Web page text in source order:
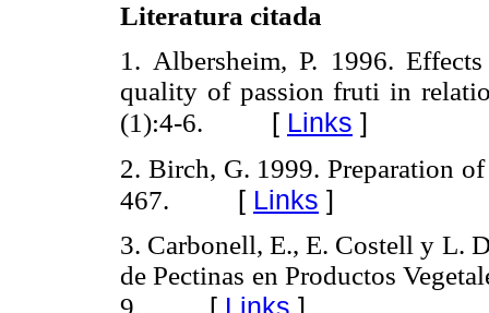
Literatura citada
1. Albersheim, P. 1996.
quality of passion fruti in
(1):4-6. [ Links ]
2. Birch, G. 1999. Preparation
467. [ Links ]
3. Carbonell, E., E. Costell y L.
de Pectinas en Productos
9. [ Links ]